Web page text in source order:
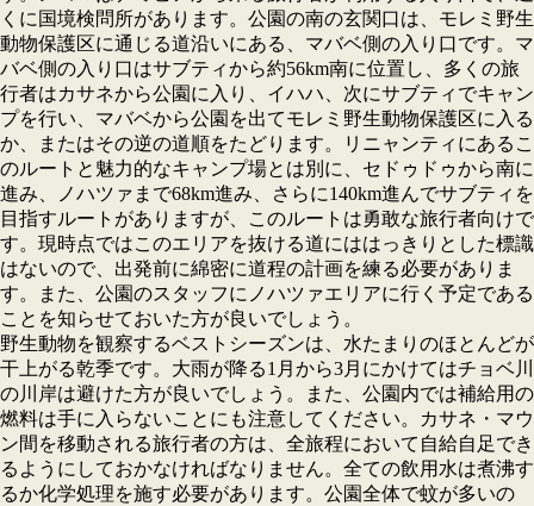
くに国境検問所があります。公園の南の玄関口は、モレミ野生
動物保護区に通じる道沿いにある、マバベ側の入り口です。マ
バベ側の入り口はサブティから約56km南に位置し、多くの旅
行者はカサネから公園に入り、イハハ、次にサブティでキャン
プを行い、マバベから公園を出てモレミ野生動物保護区に入る
か、またはその逆の道順をたどります。リニャンティにあるこ
のルートと魅力的なキャンプ場とは別に、セドゥドゥから南に
進み、ノハツァまで68km進み、さらに140km進んでサブティを
目指すルートがありますが、このルートは勇敢な旅行者向けで
す。現時点ではこのエリアを抜ける道にははっきりとした標識
はないので、出発前に綿密に道程の計画を練る必要がありま
す。また、公園のスタッフにノハツァエリアに行く予定である
ことを知らせておいた方が良いでしょう。
野生動物を観察するベストシーズンは、水たまりのほとんどが
干上がる乾季です。大雨が降る1月から3月にかけてはチョベ川
の川岸は避けた方が良いでしょう。また、公園内では補給用の
燃料は手に入らないことにも注意してください。カサネ・マウ
ン間を移動される旅行者の方は、全旅程において自給自足でき
るようにしておかなければなりません。全ての飲用水は煮沸す
るか化学処理を施す必要があります。公園全体で蚊が多いの